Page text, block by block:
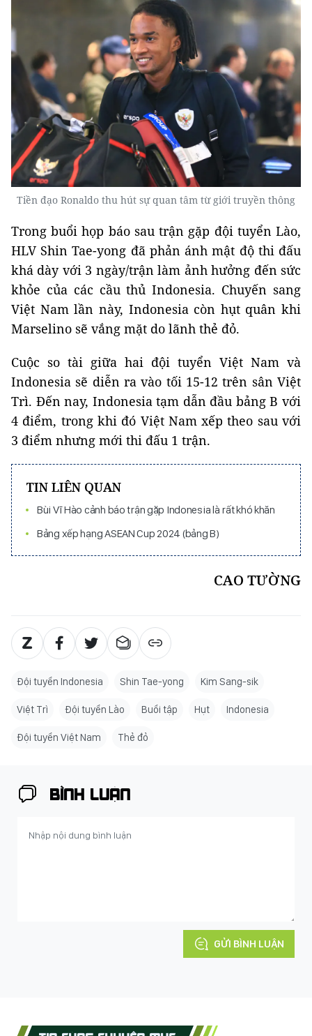
Tiền đạo Ronaldo thu hút sự quan tâm từ giới truyền thông
Trong buổi họp báo sau trận gặp đội tuyển Lào,
HLV Shin Tae-yong đã phản ánh mật độ thi đấu
khá dày với 3 ngày/trận làm ảnh hưởng đến sức
khỏe của các cầu thủ Indonesia. Chuyến sang
Việt Nam lần này, Indonesia còn hụt quân khi
Marselino sẽ vắng mặt do lãnh thẻ đỏ.
Cuộc so tài giữa hai đội tuyển Việt Nam và
Indonesia sẽ diễn ra vào tối 15-12 trên sân Việt
Trì. Đến nay, Indonesia tạm dẫn đầu bảng B với
4 điểm, trong khi đó Việt Nam xếp theo sau với
3 điểm nhưng mới thi đấu 1 trận.
TIN LIÊN QUAN
Bùi Vĩ Hào cảnh báo trận gặp Indonesia là rất khó khăn
Bảng xếp hạng ASEAN Cup 2024 (bảng B)
CAO TƯỜNG
Đội tuyển Indonesia Shin Tae-yong Kim Sang-sik
Việt Trì Đội tuyển Lào Buổi tập Hụt Indonesia
Đội tuyển Việt Nam Thẻ đỏ
BÌNH LUẬN
GỬI BÌNH LUẬN